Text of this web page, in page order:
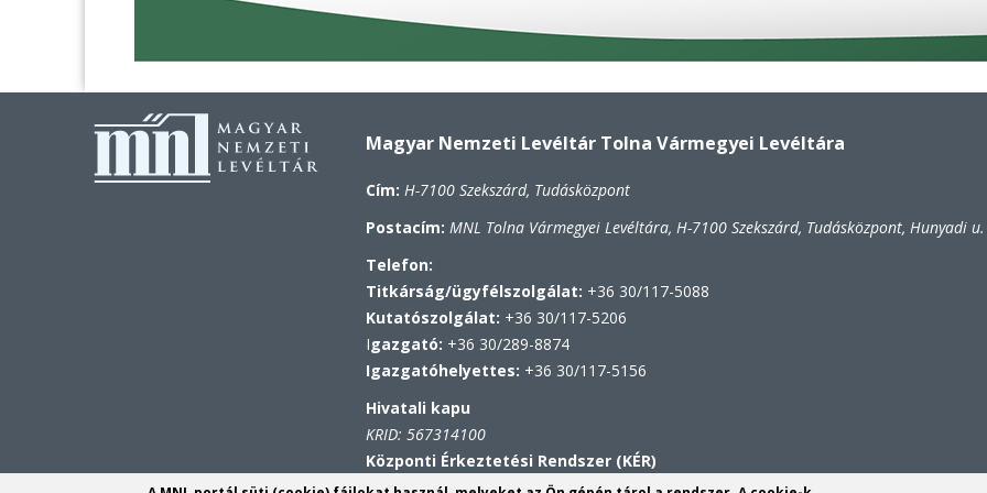
Magyar Nemzeti Levéltár Tolna Vármegyei Levéltára
Cím: H-7100 Szekszárd, Tudásközpont
Postacím: MNL Tolna Vármegyei Levéltára, H-7100 Szekszárd, Tudásközpont, Hunyadi
Telefon:
Titkárság/ügyfélszolgálat: +36 30/117-5088
Kutatószolgálat: +36 30/117-5206
Igazgató: +36 30/289-8874
Igazgatóhelyettes: +36 30/117-5156
Hivatali kapu
KRID: 567314100
Központi Érkeztetési Rendszer (KÉR)
azonosító: MNL TVL